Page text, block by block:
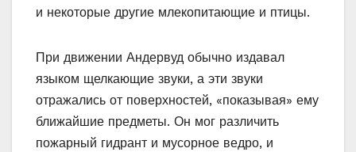
и некоторые другие млекопитающие и птицы.
При движении Андервуд обычно издавал
языком щелкающие звуки, а эти звуки
отражались от поверхностей, «показывая» ему
ближайшие предметы. Он мог различить
пожарный гидрант и мусорное ведро, и